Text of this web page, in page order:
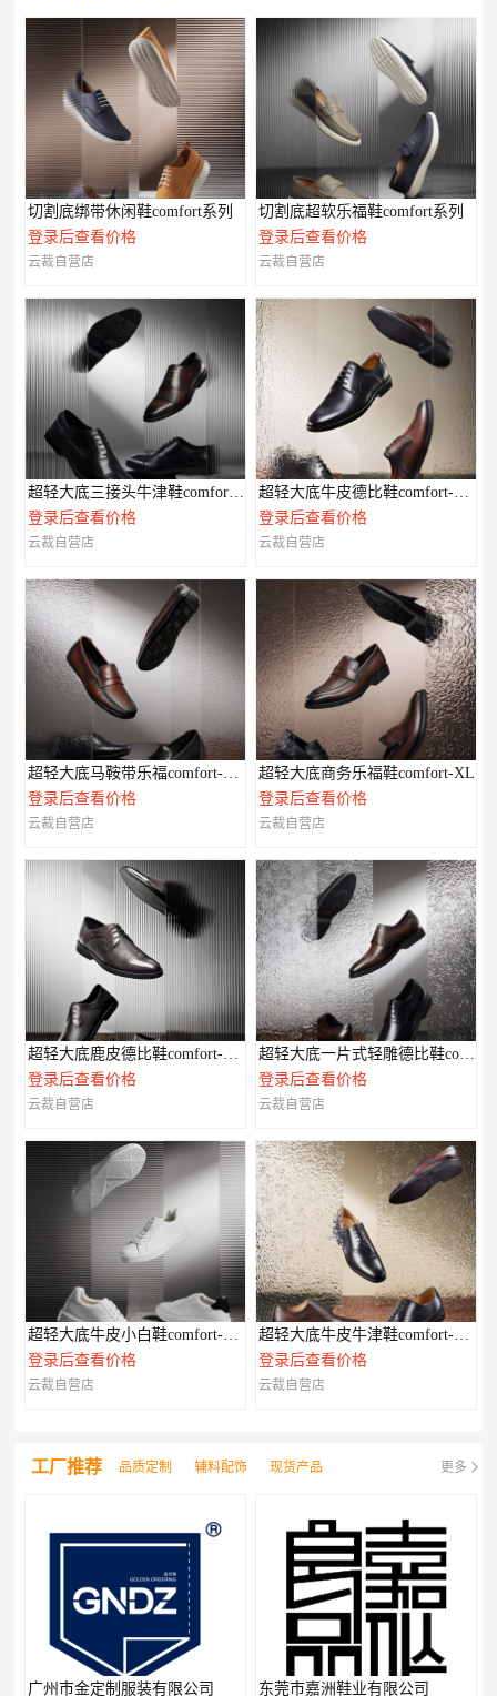
切割底绑带休闲鞋comfort系列
登录后查看价格
云裁自营店
切割底超软乐福鞋comfort系列
登录后查看价格
云裁自营店
超轻大底三接头牛津鞋comfort-XL系列
登录后查看价格
云裁自营店
超轻大底牛皮德比鞋comfort-XL系列
登录后查看价格
云裁自营店
超轻大底马鞍带乐福comfort-XL系列
登录后查看价格
云裁自营店
超轻大底商务乐福鞋comfort-XL
登录后查看价格
云裁自营店
超轻大底鹿皮德比鞋comfort-XL系列
登录后查看价格
云裁自营店
超轻大底一片式轻雕德比鞋comfort-XL系列
登录后查看价格
云裁自营店
超轻大底牛皮小白鞋comfort-XL系列
登录后查看价格
云裁自营店
超轻大底牛皮牛津鞋comfort-XL系列
登录后查看价格
云裁自营店
工厂推荐 品质定制 辅料配饰 现货产品 更多
广州市金定制服装有限公司 东莞市嘉洲鞋业有限公司